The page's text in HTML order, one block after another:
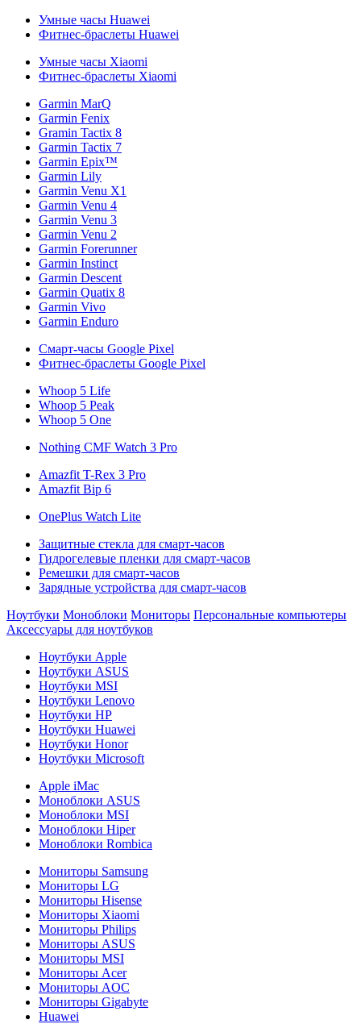
Умные часы Huawei
Фитнес-браслеты Huawei
Умные часы Xiaomi
Фитнес-браслеты Xiaomi
Garmin MarQ
Garmin Fenix
Gramin Tactix 8
Garmin Tactix 7
Garmin Epix™
Garmin Lily
Garmin Venu X1
Garmin Venu 4
Garmin Venu 3
Garmin Venu 2
Garmin Forerunner
Garmin Instinct
Garmin Descent
Garmin Quatix 8
Garmin Vivo
Garmin Enduro
Смарт-часы Google Pixel
Фитнес-браслеты Google Pixel
Whoop 5 Life
Whoop 5 Peak
Whoop 5 One
Nothing CMF Watch 3 Pro
Amazfit T-Rex 3 Pro
Amazfit Bip 6
OnePlus Watch Lite
Защитные стекла для смарт-часов
Гидрогелевые пленки для смарт-часов
Ремешки для смарт-часов
Зарядные устройства для смарт-часов
Ноутбуки Моноблоки Мониторы Персональные компьютеры
Аксессуары для ноутбуков
Ноутбуки Apple
Ноутбуки ASUS
Ноутбуки MSI
Ноутбуки Lenovo
Ноутбуки HP
Ноутбуки Huawei
Ноутбуки Honor
Ноутбуки Microsoft
Apple iMac
Моноблоки ASUS
Моноблоки MSI
Моноблоки Hiper
Моноблоки Rombica
Мониторы Samsung
Мониторы LG
Мониторы Hisense
Мониторы Xiaomi
Мониторы Philips
Мониторы ASUS
Мониторы MSI
Мониторы Acer
Мониторы AOC
Мониторы Gigabyte
Huawei